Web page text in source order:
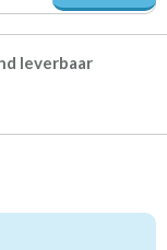
leverbaar